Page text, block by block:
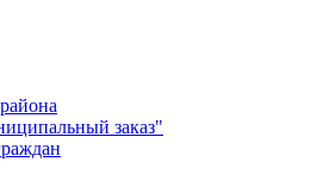
заказ"